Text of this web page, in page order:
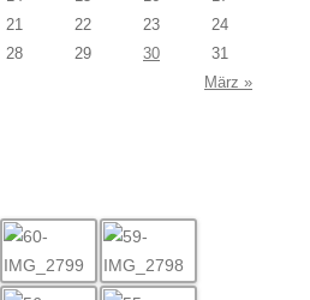
21 22 23
24
28 29 30
31
März »